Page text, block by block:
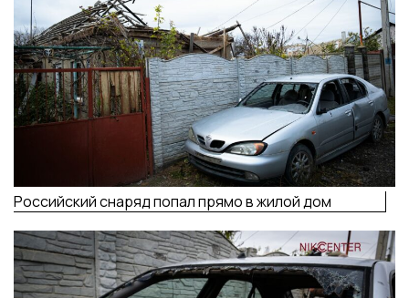
Российский снаряд попал прямо в жилой дом